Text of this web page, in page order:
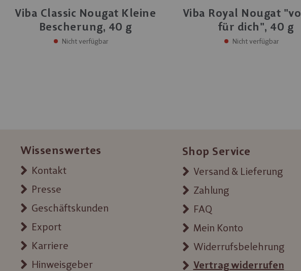
Viba Classic Nougat Kleine
Bescherung, 40 g
Nicht verfügbar
Viba Royal Nougat
für dich", 40 g
Nicht verfügbar
Wissenswertes
Kontakt
Presse
Geschäftskunden
Export
Karriere
Hinweisgeber
Shop Service
Versand & Lieferung
Zahlung
FAQ
Mein Konto
Widerrufsbelehrung
Vertrag widerrufen